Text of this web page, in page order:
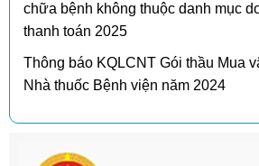
chữa bệnh không thuộc danh mục
thanh toán 2025
Thông báo KQLCNT Gói thầu Mua
Nhà thuốc Bệnh viện năm 2024